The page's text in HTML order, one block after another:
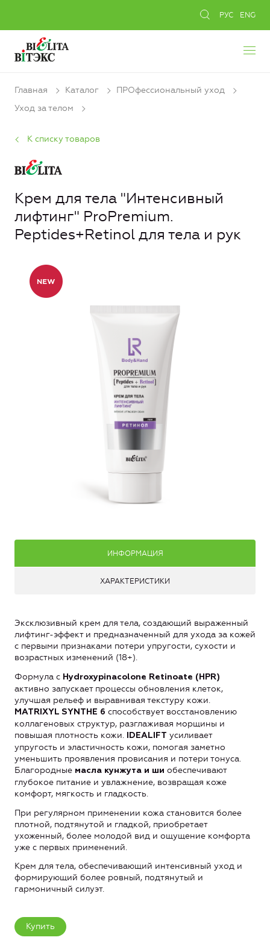
РУС ENG
Главная Каталог
ПРОфессиональный уход
Уход за телом
К списку товаров
Крем для тела "Интенсивный
лифтинг" ProPremium.
Peptides+Retinol для тела и рук
ИНФОРМАЦИЯ
ХАРАКТЕРИСТИКИ
Эксклюзивный крем для тела, создающий выраженный
лифтинг-эффект и предназначенный для ухода за кожей
с первыми признаками потери упругости, сухости и
возрастных изменений (18+).
Формула с Hydroxypinacolone Retinoate (HPR)
активно запускает процессы обновления клеток,
улучшая рельеф и выравнивая текстуру кожи.
MATRIXYL SYNTHE 6 способствует восстановлению
коллагеновых структур, разглаживая морщины и
повышая плотность кожи.
IDEALIFT усиливает
упругость и эластичность кожи, помогая заметно
уменьшить проявления провисания и потери тонуса.
Благородные масла кунжута и ши обеспечивают
глубокое питание и увлажнение, возвращая коже
комфорт, мягкость и гладкость.
При регулярном применении кожа становится более
плотной, подтянутой и гладкой, приобретает
ухоженный, более молодой вид и ощущение комфорта
уже с первых применений.
Крем для тела, обеспечивающий интенсивный уход и
формирующий более ровный, подтянутый и
гармоничный силуэт.
Купить